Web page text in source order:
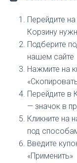
Перейдите
Корзину
Подберите
нашем сайте
Нажмите на
Перейдите в
— значок в
Кликните на
под
Введите
«Применить»